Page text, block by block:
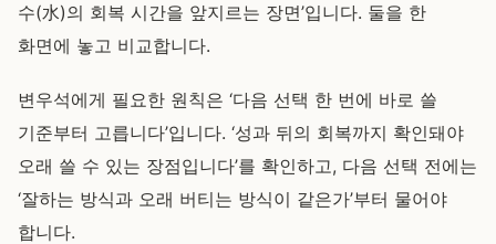
수(水)의 회복 시간을 앞지르는 장면’입니다. 둘을 한
화면에 놓고 비교합니다.
변우석에게 필요한 원칙은 ‘다음 선택 한 번에 바로 쓸
기준부터 고릅니다’입니다. ‘성과 뒤의 회복까지 확인돼야
오래 쓸 수 있는 장점입니다’를 확인하고, 다음 선택 전에는
‘잘하는 방식과 오래 버티는 방식이 같은가’부터 물어야
합니다.